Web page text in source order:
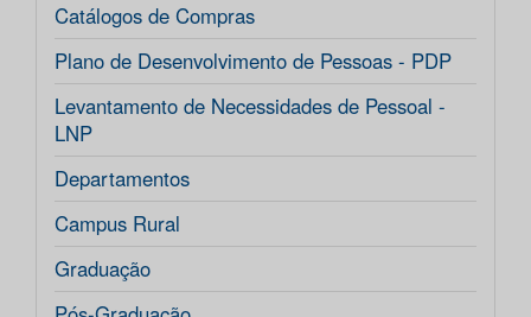
Catálogos de Compras
Plano de Desenvolvimento de Pessoas - PDP
Levantamento de Necessidades de Pessoal -
LNP
Departamentos
Campus Rural
Graduação